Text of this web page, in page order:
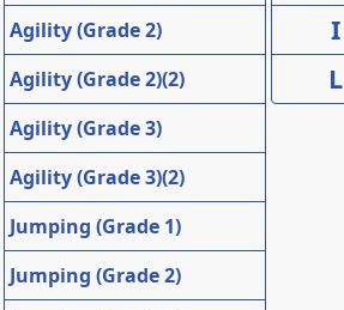
Agility (Grade 2)
Agility (Grade 2)(2)
Agility (Grade 3)
Agility (Grade 3)(2)
Jumping (Grade 1)
Jumping (Grade 2)
I
L